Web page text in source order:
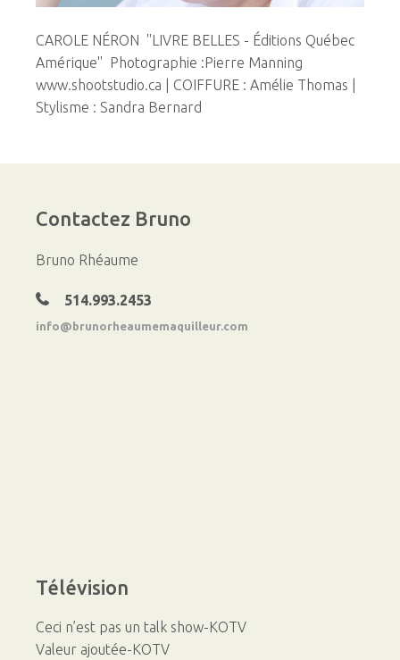
CAROLE NÉRON ''LIVRE BELLES - Éditions Québec
Amérique'' Photographie :Pierre Manning
www.shootstudio.ca | COIFFURE : Amélie Thomas |
Stylisme : Sandra Bernard
Contactez Bruno
Bruno Rhéaume
514.993.2453
info@brunorheaumemaquilleur.com
Télévision
Ceci n’est pas un talk show-KOTV
Valeur ajoutée-KOTV